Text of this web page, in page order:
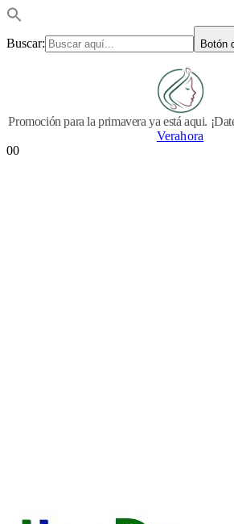
Buscar: Botón
Promoción para la primavera ya está aqui.
Verahora
00